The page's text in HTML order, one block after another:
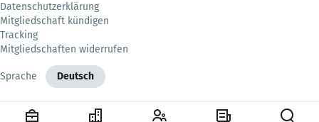
Datenschutzerklärung
Mitgliedschaft kündigen
Tracking
Mitgliedschaften widerrufen
Sprache Deutsch